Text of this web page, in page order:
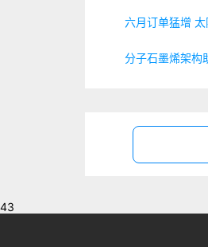
六月订单猛增
分子石墨烯架构
43